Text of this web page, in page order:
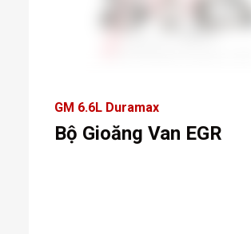
GM 6.6L Duramax
Bộ Gioăng Van EGR